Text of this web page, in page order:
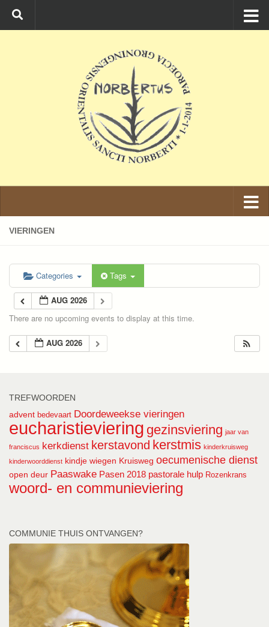
Ga naar de inhoud
VIERINGEN
Categories Tags
AUG 2026
There are no upcoming events to display at this time.
AUG 2026
TREFWOORDEN
advent bedevaart Doordeweekse vieringen
eucharistieviering gezinsviering jaar van
franciscus kerkdienst kerstavond kerstmis kinderkruisweg
kinderwoorddienst kindje wiegen Kruisweg oecumenische dienst
open deur Paaswake Pasen 2018 pastorale hulp Rozenkrans
woord- en communieviering
COMMUNIE THUIS ONTVANGEN?